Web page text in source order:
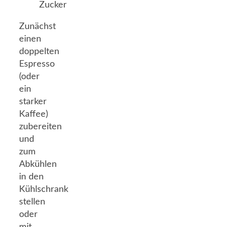
Zucker
Zunächst
einen
doppelten
Espresso
(oder
ein
starker
Kaffee)
zubereiten
und
zum
Abkühlen
in den
Kühlschrank
stellen
oder